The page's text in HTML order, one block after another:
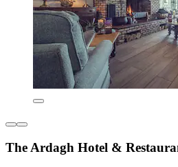
The Ardagh Hotel &